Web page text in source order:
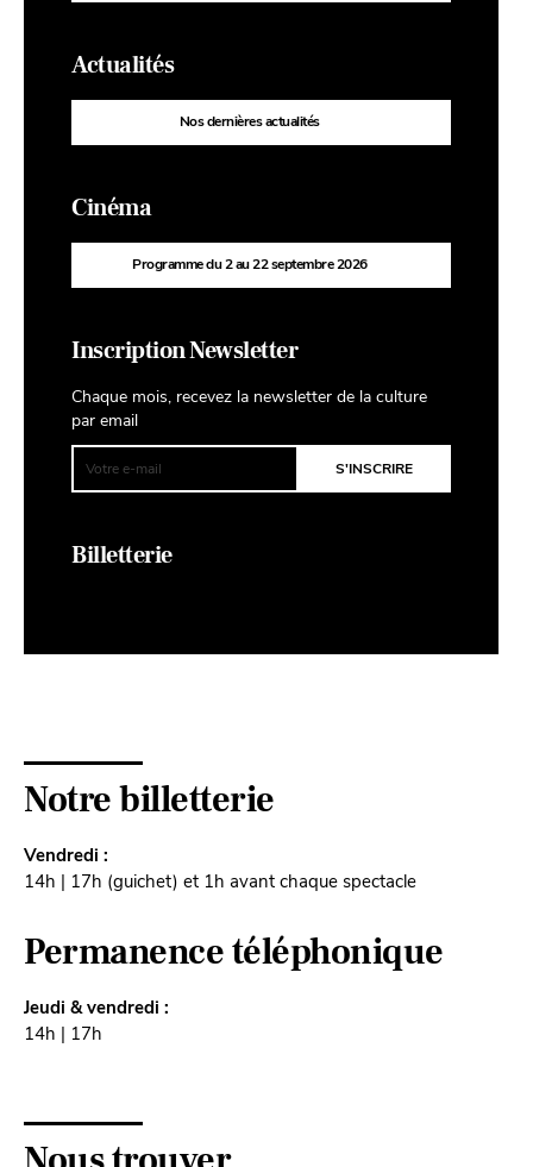
Actualités
Nos dernières actualités
Cinéma
Programme du 2 au 22 septembre 2026
Inscription Newsletter
Chaque mois, recevez la newsletter de la culture
par email
Billetterie
Notre billetterie
Vendredi :
14h | 17h (guichet) et 1h avant chaque spectacle
Permanence téléphonique
Jeudi & vendredi :
14h | 17h